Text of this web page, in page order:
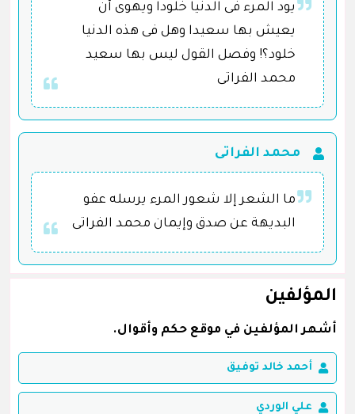
يود المرء فى الدنيا خلودا ويهوى أن
يعيش بها سعيدا وهل فى هذه الدنيا
خلود؟! وفصل القول ليس بها سعيد
محمد الفراتى
محمد الفراتى
ما الشعر إلا شعور المرء يرسله عفو
البديهة عن صدق وإيمان محمد الفراتى
المؤلفين
أشهر المؤلفين في موقع حكم وأقوال.
أحمد خالد توفيق
علي الوردي